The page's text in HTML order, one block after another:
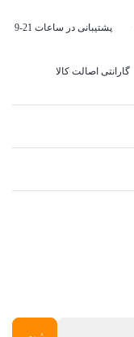
پشتیبانی در ساعات 21-9
گارانتی اصالت کالا